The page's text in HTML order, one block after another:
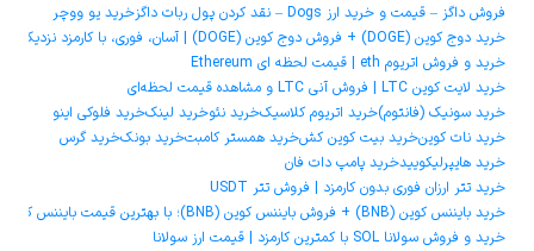
فروش داگز – قیمت و خرید ارز Dogs – نقد کردن پول ربات داگز
خرید یو ووچر
خرید دوج ‌کوین (DOGE) + فروش دوج ‌کوین (DOGE) | آسان، فوری، با کارمزد نزدیک به صفر
خرید و فروش اتریوم eth | قیمت لحظه ای Ethereum
خرید لایت کوین LTC | فروش آنی LTC و مشاهده قیمت لحظه‌ای
خرید سونیک (فانتوم)خرید اتریوم کلاسیکخرید نئوخرید لینکخرید فلوکی اینو
خرید نات کوینخرید بیت کوین کشخرید همستر کامبتخرید بونکخرید گرس
خرید هایپرلیکوییدخرید پامپ دات فان
خرید تتر ارزان فوری بدون کارمزد | فروش تتر USDT
خرید بایننس کوین (BNB) + فروش بایننس کوین (BNB)؛ با بهترین قیمت بایننس کوین و کمترین کارمزد
خرید و فروش سولانا SOL با کمترین کارمزد | قیمت ارز سولانا